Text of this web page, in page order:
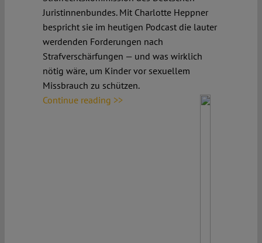
Juristinnenbundes. Mit Charlotte Heppner
bespricht sie im heutigen Podcast die lauter
werdenden Forderungen nach
Strafverschärfungen — und was wirklich
nötig wäre, um Kinder vor sexuellem
Missbrauch zu schützen.
Continue reading >>